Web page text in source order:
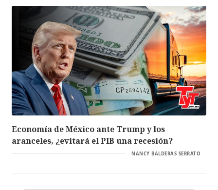
Economía de México ante Trump y los
aranceles, ¿evitará el PIB una recesión?
NANCY BALDERAS SERRATO